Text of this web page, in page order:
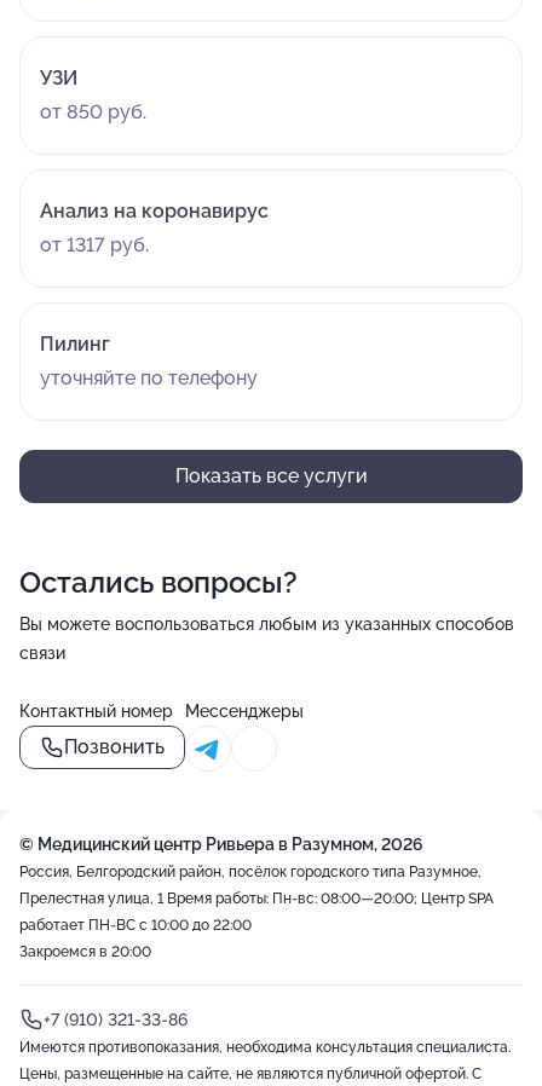
УЗИ
от 850 руб.
Анализ на коронавирус
от 1317 руб.
Пилинг
уточняйте по телефону
Показать все услуги
Остались вопросы?
Вы можете воспользоваться любым из указанных способов
связи
Контактный номер
Позвонить
Мессенджеры
© Медицинский центр Ривьера в Разумном, 2026
Россия, Белгородский район, посёлок городского типа Разумное,
Прелестная улица, 1 Время работы: Пн-вс: 08:00—20:00; Центр SPA
работает ПН-ВС с 10:00 до 22:00
Закроемся в 20:00
+7 (910) 321-33-86
Имеются противопоказания, необходима консультация специалиста.
Цены, размещенные на сайте, не являются публичной офертой. С